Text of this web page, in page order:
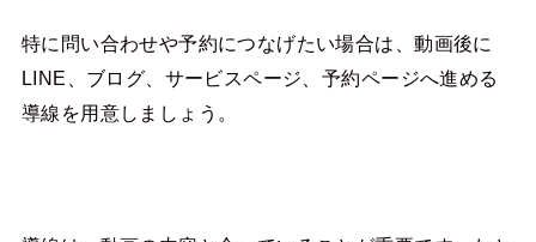
特に問い合わせや予約につなげたい場合は、動画後に
LINE、ブログ、サービスページ、予約ページへ進める
導線を用意しましょう。